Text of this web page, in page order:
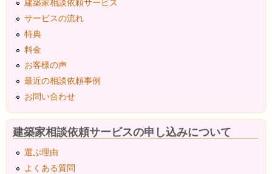
サービスの流れ
特典
料金
お客様の声
最近の相談依頼事例
お問い合わせ
建築家相談依頼サービスの申し込みについて
選ぶ理由
よくある質問